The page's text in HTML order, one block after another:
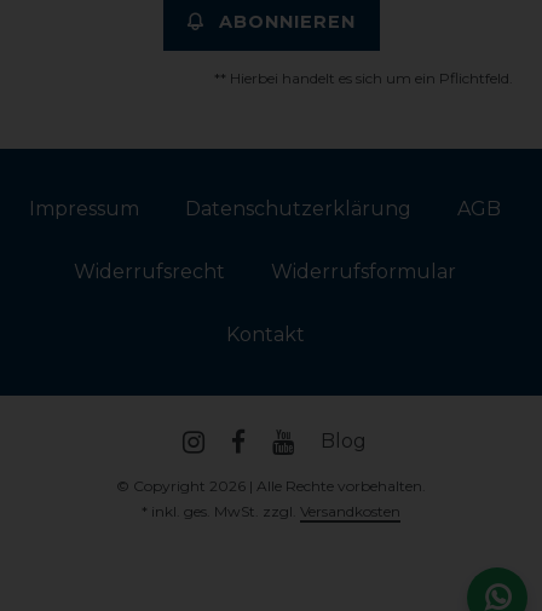
ABONNIEREN
** Hierbei handelt es sich um ein Pflichtfeld.
Impressum Daten­schutz­erklärung AGB
Widerrufs­recht Widerrufs­formular
Kontakt
Blog
© Copyright 2026 | Alle Rechte vorbehalten.
* inkl. ges. MwSt. zzgl. Versandkosten